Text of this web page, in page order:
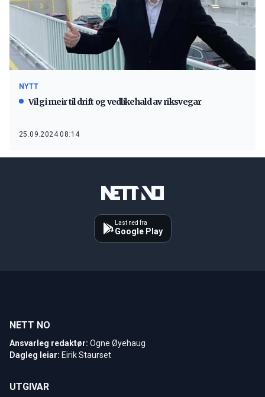
NYTT
Vil gi meir til drift og vedlikehald av riksvegar
25.09.2024 08:14
Last ned fra
Google Play
NETT NO
Ansvarleg redaktør: Ogne Øyehaug
Dagleg leiar: Eirik Staurset
UTGIVAR